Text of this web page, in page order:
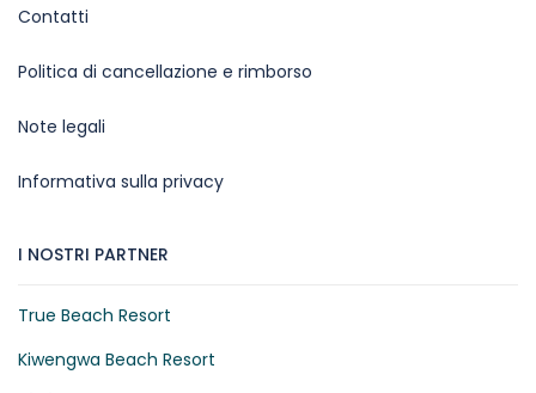
Contatti
Politica di cancellazione e rimborso
Note legali
Informativa sulla privacy
I NOSTRI PARTNER
True Beach Resort
Kiwengwa Beach Resort